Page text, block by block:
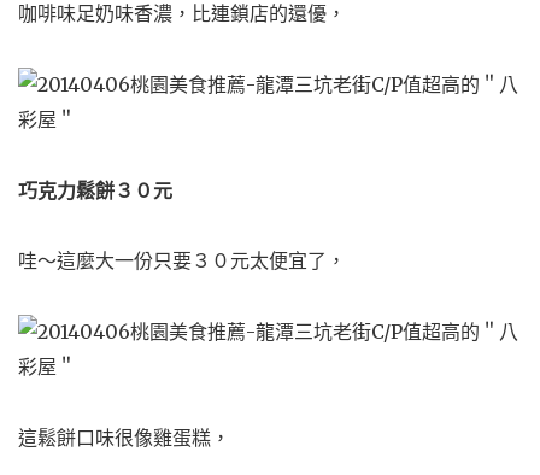
咖啡味足奶味香濃，比連鎖店的還優，
巧克力鬆餅３０元
哇～這麼大一份只要３０元太便宜了，
這鬆餅口味很像雞蛋糕，